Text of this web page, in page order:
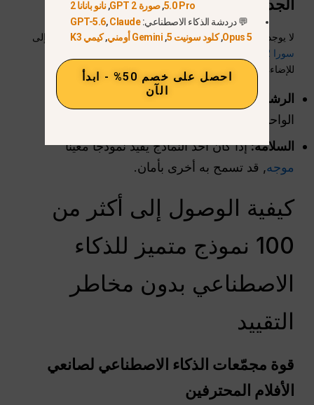
الجديد في الصناعة
لا يوجد نموذج ذكاء اصطناعي واحد مثالي لكل مشهد. قد تحتاج إلى
سورا 2 برو
للإضاءة السينمائية.
الرشاقة
تتجنب مبادلة الطرازات قيود المحرك
الواحد.
السلامة:إذا كان أحد النماذج يقيد نموذجًا معينًا
موجه, قد تسمح به أخرى بأمان.
كيفية الوصول إلى أكثر من
100 نموذج متميز للذكاء
الاصطناعي بدون مخاطر
التقييد
قوة مجمّعات الذكاء الاصطناعي لصانعي
الأفلام المحترفين
5.0 Pro
,صورة GPT 2 ,نانو بانانا 2
💬 دردشة الذكاء الاصطناعي:
GPT-5.6,Claude
Opus 5
,كلود سونيت 5 , Gemini أومني ,كيمي K3
احصل على خصم 50% - ابدأ
الآن